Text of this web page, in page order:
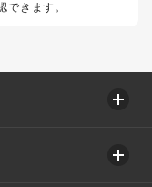
できます。